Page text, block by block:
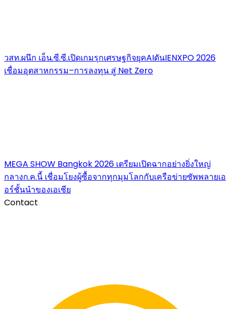
วสท.ผนึก เอ็น.ซี.ซี.เปิดเกมรุกเศรษฐกิจยุคAIดันIENXPO 2026
เชื่อมอุตสาหกรรม–การลงทุน สู่ Net Zero
MEGA SHOW Bangkok 2026 เตรียมเปิดฉากอย่างยิ่งใหญ่
กลางก.ค.นี้ เชื่อมโยงผู้ซื้อจากทุกมุมโลกกับเครือข่ายซัพพลายเอ
อร์ชั้นนำของเอเชีย
Contact